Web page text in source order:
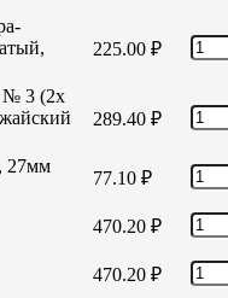
225.00 ₽
№ 3 (2х
289.40 ₽
27мм
77.10 ₽
470.20 ₽
470.20 ₽